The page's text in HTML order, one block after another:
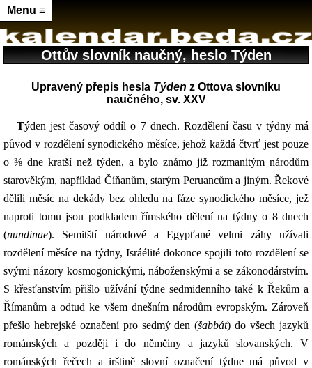
Menu ≡
Ottův slovník naučný, heslo Týden
Upravený přepis hesla Týden z Ottova slovníku
naučného, sv. XXV
Týden jest časový oddíl o 7 dnech. Rozdělení času v týdny má
původ v rozdělení synodického měsíce, jehož každá čtvrť jest pouze
o ⅜ dne kratší než týden, a bylo známo již rozmanitým národům
starověkým, například Číňanům, starým Peruancům a jiným. Řekové
dělili měsíc na dekády bez ohledu na fáze synodického měsíce, jež
naproti tomu jsou podkladem římského dělení na týdny o 8 dnech
(nundinae). Semitští národové a Egypťané velmi záhy užívali
rozdělení měsíce na týdny, Isráélité dokonce spojili toto rozdělení se
svými názory kosmogonickými, náboženskými a se zákonodárstvím.
S křesťanstvím přišlo užívání týdne sedmidenního také k Řekům a
Římanům a odtud ke všem dnešním národům evropským. Zároveň
přešlo hebrejské označení pro sedmý den (šabbát) do všech jazyků
románských a později i do němčiny a jazyků slovanských. V
románských řečech a irštině slovní označení týdne má původ v